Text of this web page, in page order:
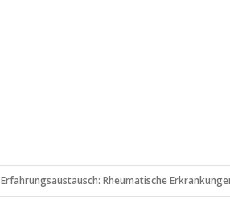
Erfahrungsaustausch: Rheumatische